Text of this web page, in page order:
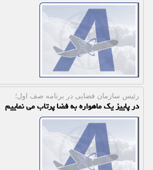
رئیس سازمان فضایی در برنامه صف اول؛
در پاییز یک ماهواره به فضا پرتاب می نماییم